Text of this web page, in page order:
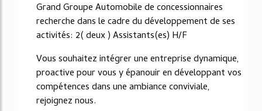
Grand Groupe Automobile de concessionnaires
recherche dans le cadre du développement de ses
activités: 2( deux ) Assistants(es) H/F
Vous souhaitez intégrer une entreprise dynamique,
proactive pour vous y épanouir en développant vos
compétences dans une ambiance conviviale,
rejoignez nous.